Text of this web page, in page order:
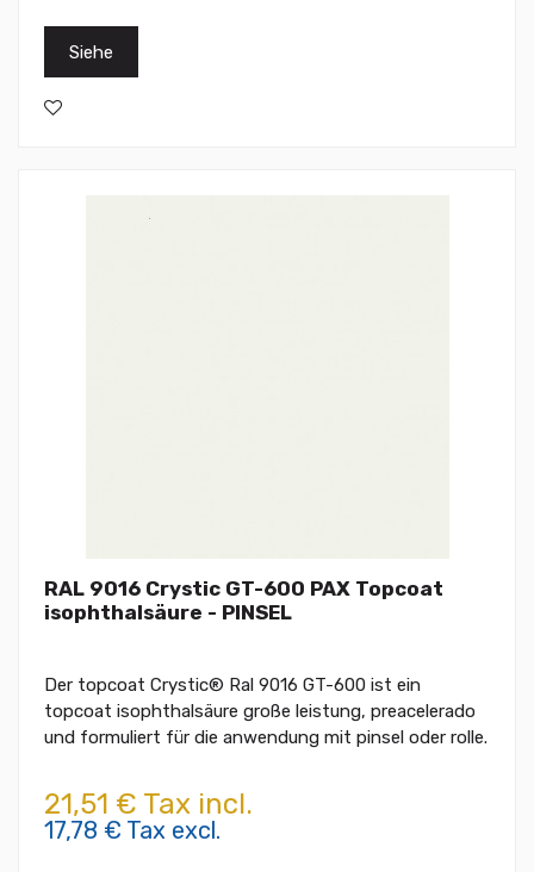
Siehe
RAL 9016 Crystic GT-600 PAX Topcoat
isophthalsäure - PINSEL
Der topcoat Crystic® Ral 9016 GT-600 ist ein
topcoat isophthalsäure große leistung, preacelerado
und formuliert für die anwendung mit pinsel oder rolle.
21,51 € Tax incl.
17,78 € Tax excl.